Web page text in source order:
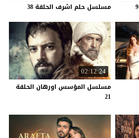
9 مسلسل حلم اشرف الحلقة 38
02:12:24
مسلسل المؤسس اورهان الحلقة
21